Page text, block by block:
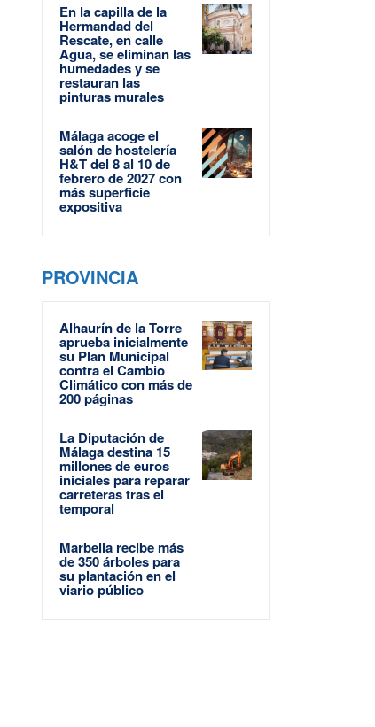
En la capilla de la
Hermandad del
Rescate, en calle
Agua, se eliminan las
humedades y se
restauran las
pinturas murales
Málaga acoge el
salón de hostelería
H&T del 8 al 10 de
febrero de 2027 con
más superficie
expositiva
PROVINCIA
Alhaurín de la Torre
aprueba inicialmente
su Plan Municipal
contra el Cambio
Climático con más de
200 páginas
La Diputación de
Málaga destina 15
millones de euros
iniciales para reparar
carreteras tras el
temporal
Marbella recibe más
de 350 árboles para
su plantación en el
viario público